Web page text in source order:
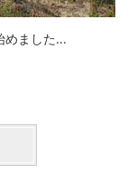
めました...